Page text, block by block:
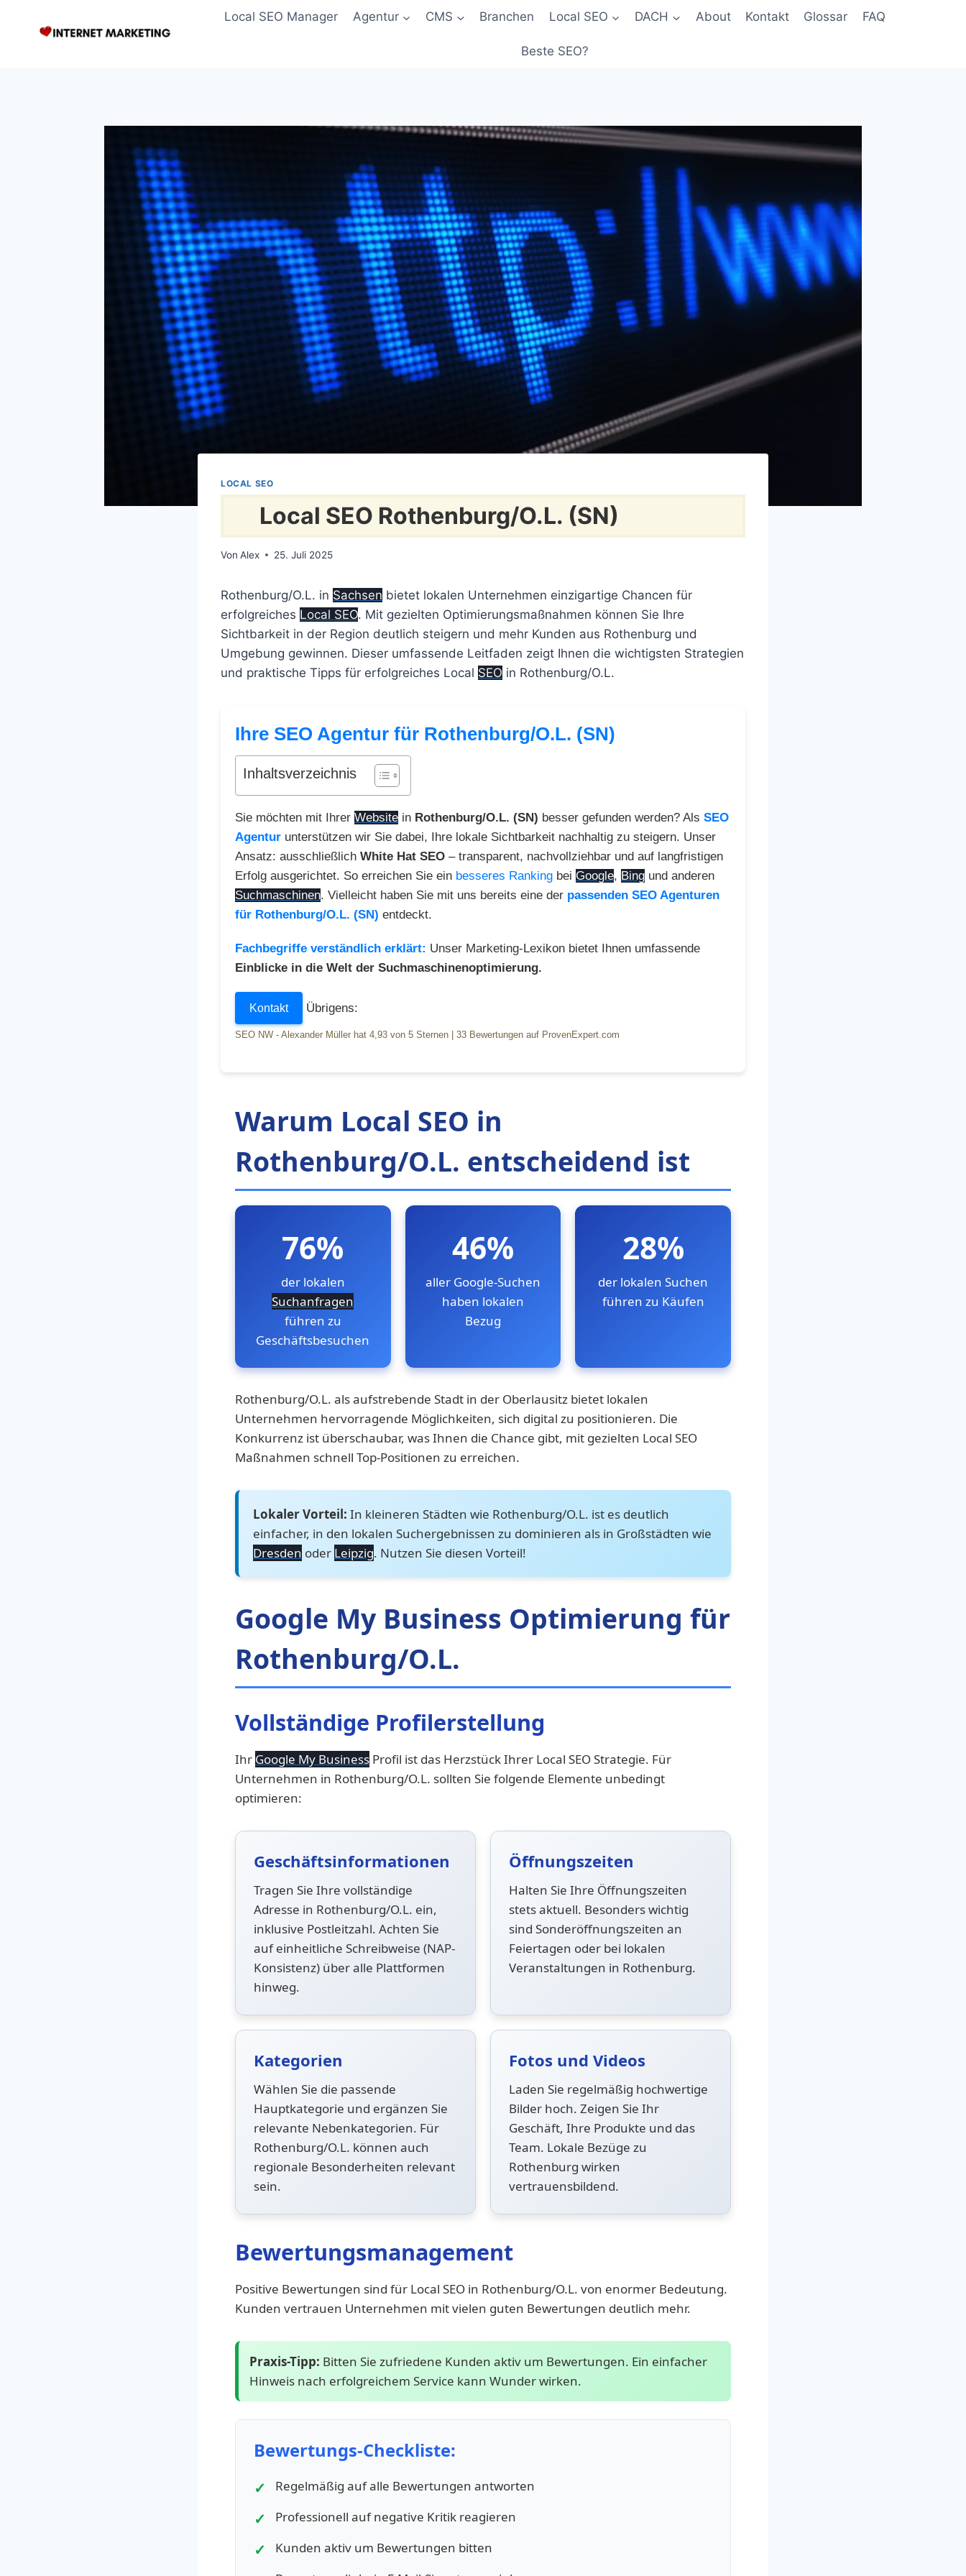
Local SEO Manager Agentur CMS Branchen Local SEO DACH About Kontakt Glossar FAQ
Beste SEO?
LOCAL SEO
Local SEO Rothenburg/O.L. (SN)
Von Alex 25. Juli 2025
Rothenburg/O.L. in Sachsen bietet lokalen Unternehmen einzigartige Chancen für
erfolgreiches Local SEO. Mit gezielten Optimierungsmaßnahmen können Sie Ihre
Sichtbarkeit in der Region deutlich steigern und mehr Kunden aus Rothenburg und
Umgebung gewinnen. Dieser umfassende Leitfaden zeigt Ihnen die wichtigsten Strategien
und praktische Tipps für erfolgreiches Local SEO in Rothenburg/O.L.
Ihre SEO Agentur für Rothenburg/O.L. (SN)
Inhaltsverzeichnis
Sie möchten mit Ihrer Website in Rothenburg/O.L. (SN) besser gefunden werden? Als SEO
Agentur unterstützen wir Sie dabei, Ihre lokale Sichtbarkeit nachhaltig zu steigern. Unser
Ansatz: ausschließlich White Hat SEO – transparent, nachvollziehbar und auf langfristigen
Erfolg ausgerichtet. So erreichen Sie ein besseres Ranking bei Google, Bing und anderen
Suchmaschinen. Vielleicht haben Sie mit uns bereits eine der passenden SEO Agenturen
für Rothenburg/O.L. (SN) entdeckt.
Fachbegriffe verständlich erklärt: Unser Marketing-Lexikon bietet Ihnen umfassende
Einblicke in die Welt der Suchmaschinenoptimierung.
Kontakt Übrigens:
SEO NW - Alexander Müller hat 4,93 von 5 Sternen | 33 Bewertungen auf ProvenExpert.com
Warum Local SEO in
Rothenburg/O.L. entscheidend ist
76%
der lokalen
Suchanfragen
führen zu
Geschäftsbesuchen
46%
aller Google-Suchen
haben lokalen
Bezug
28%
der lokalen Suchen
führen zu Käufen
Rothenburg/O.L. als aufstrebende Stadt in der Oberlausitz bietet lokalen
Unternehmen hervorragende Möglichkeiten, sich digital zu positionieren. Die
Konkurrenz ist überschaubar, was Ihnen die Chance gibt, mit gezielten Local SEO
Maßnahmen schnell Top-Positionen zu erreichen.
Lokaler Vorteil: In kleineren Städten wie Rothenburg/O.L. ist es deutlich
einfacher, in den lokalen Suchergebnissen zu dominieren als in Großstädten wie
Dresden oder Leipzig. Nutzen Sie diesen Vorteil!
Google My Business Optimierung für
Rothenburg/O.L.
Vollständige Profilerstellung
Ihr Google My Business Profil ist das Herzstück Ihrer Local SEO Strategie. Für
Unternehmen in Rothenburg/O.L. sollten Sie folgende Elemente unbedingt
optimieren:
Geschäftsinformationen
Tragen Sie Ihre vollständige
Adresse in Rothenburg/O.L. ein,
inklusive Postleitzahl. Achten Sie
auf einheitliche Schreibweise (NAP-
Konsistenz) über alle Plattformen
hinweg.
Öffnungszeiten
Halten Sie Ihre Öffnungszeiten
stets aktuell. Besonders wichtig
sind Sonderöffnungszeiten an
Feiertagen oder bei lokalen
Veranstaltungen in Rothenburg.
Kategorien
Wählen Sie die passende
Hauptkategorie und ergänzen Sie
relevante Nebenkategorien. Für
Rothenburg/O.L. können auch
regionale Besonderheiten relevant
sein.
Fotos und Videos
Laden Sie regelmäßig hochwertige
Bilder hoch. Zeigen Sie Ihr
Geschäft, Ihre Produkte und das
Team. Lokale Bezüge zu
Rothenburg wirken
vertrauensbildend.
Bewertungsmanagement
Positive Bewertungen sind für Local SEO in Rothenburg/O.L. von enormer Bedeutung.
Kunden vertrauen Unternehmen mit vielen guten Bewertungen deutlich mehr.
Praxis-Tipp: Bitten Sie zufriedene Kunden aktiv um Bewertungen. Ein einfacher
Hinweis nach erfolgreichem Service kann Wunder wirken.
Bewertungs-Checkliste:
Regelmäßig auf alle Bewertungen antworten
Professionell auf negative Kritik reagieren
Kunden aktiv um Bewertungen bitten